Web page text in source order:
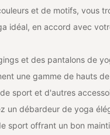
et de motifs, vous
idéal, en accord avec
et des pantalons de
une gamme de hauts
sport et d'autres
un débardeur de yoga
sport offrant un bon